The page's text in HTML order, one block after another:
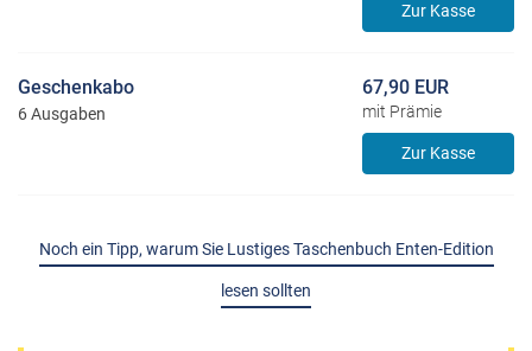
Zur Kasse
Geschenkabo
6 Ausgaben
67,90 EUR
mit Prämie
Zur Kasse
Noch ein Tipp, warum Sie Lustiges Taschenbuch Enten-Edition
lesen sollten